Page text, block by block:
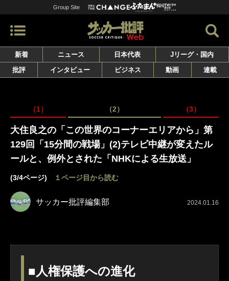
Group Site
新着 ニュース 日本代表
Jリーグ・国内
批評
インタビュー ビジネス 動画 連載
（1） （2） （3）
大住良之の「この世界のコーナーエリアから」第
129回「15分間の戦場」(2)テレビ中継が変えたル
ールと、例外とされた「NHKによる生放送」
(3/4ページ) １ページ目から読む
サッカー批評編集部 2024.01.16
■人権保護への進化